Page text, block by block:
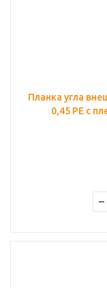
Планка угла
0,45 PE с